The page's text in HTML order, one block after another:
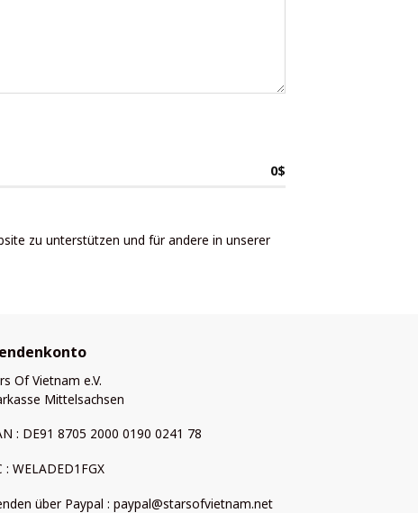
0$
zu unterstützen und für andere in unserer
Of Vietnam e.V.
Mittelsachsen
: DE91 8705 2000 0190 0241 78
: WELADED1FGX
über Paypal : paypal@starsofvietnam.net